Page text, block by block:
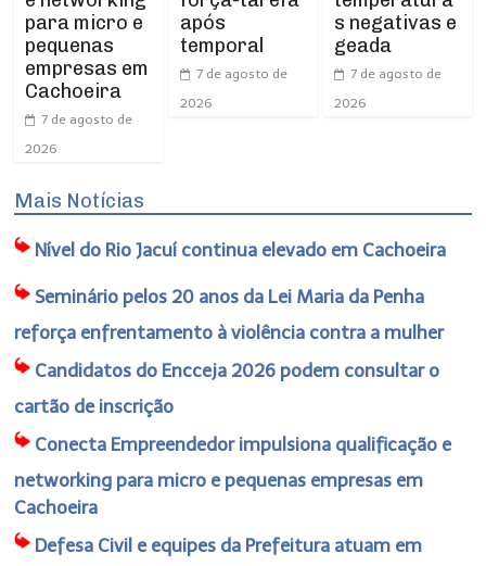
para micro e
pequenas
empresas em
Cachoeira
7 de agosto de
2026
após
temporal
7 de agosto de
2026
s negativas e
geada
7 de agosto de
2026
Mais Notícias
Nível do Rio Jacuí continua elevado em Cachoeira
Seminário pelos 20 anos da Lei Maria da Penha
reforça enfrentamento à violência contra a mulher
Candidatos do Encceja 2026 podem consultar o
cartão de inscrição
Conecta Empreendedor impulsiona qualificação e
networking para micro e pequenas empresas em
Cachoeira
Defesa Civil e equipes da Prefeitura atuam em